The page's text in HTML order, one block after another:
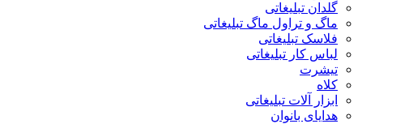
گلدان تبلیغاتی
ماگ و تراول ماگ تبلیغاتی
فلاسک تبلیغاتی
لباس کار تبلیغاتی
تیشرت
کلاه
ابزار آلات تبلیغاتی
هدایای بانوان